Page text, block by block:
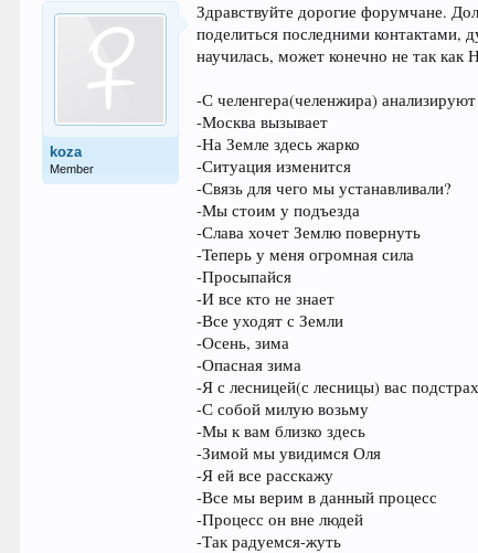
koza
Member
Здравствуйте дорогие форумчане.
поделиться последними контактами,
научилась, может конечно не так
-С челенгера(челенжира)
-Москва вызывает
-На Земле здесь жарко
-Ситуация изменится
-Связь для чего мы устанавливали?
-Мы стоим у подъезда
-Слава хочет Землю повернуть
-Теперь у меня огромная сила
-Просыпайся
-И все кто не знает
-Все уходят с Земли
-Осень, зима
-Опасная зима
-Я с лесницей(с лесницы) вас
-С собой милую возьму
-Мы к вам близко здесь
-Зимой мы увидимся Оля
-Я ей все расскажу
-Все мы верим в данный процесс
-Процесс он вне людей
-Так радуемся-жуть